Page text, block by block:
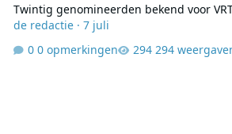
Twintig genomineerden bekend voor
de redactie· 7 juli
0 opmerkingen
294